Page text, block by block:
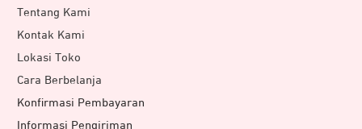
Tentang Kami
Kontak Kami
Lokasi Toko
Cara Berbelanja
Konfirmasi Pembayaran
Informasi Pengiriman